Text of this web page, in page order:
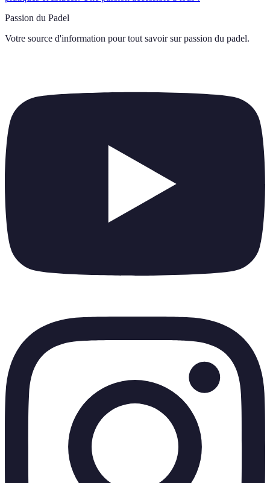
Passion du Padel
Votre source d'information pour tout savoir sur passion du padel.